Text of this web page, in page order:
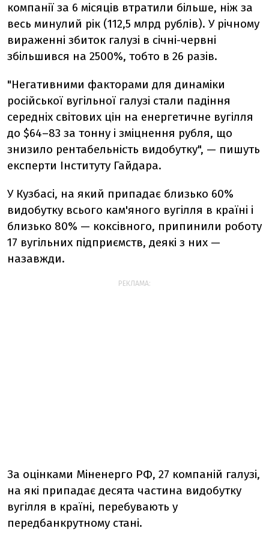
компанії за 6 місяців втратили більше, ніж за
весь минулий рік (112,5 млрд рублів). У річному
вираженні збиток галузі в січні-червні
збільшився на 2500%, тобто в 26 разів.
"Негативними факторами для динаміки
російської вугільної галузі стали падіння
середніх світових цін на енергетичне вугілля
до $64–83 за тонну і зміцнення рубля, що
знизило рентабельність видобутку", — пишуть
експерти Інституту Гайдара.
У Кузбасі, на який припадає близько 60%
видобутку всього кам'яного вугілля в країні і
близько 80% — коксівного, припинили роботу
17 вугільних підприємств, деякі з них —
назавжди.
РЕКЛАМА:
За оцінками Міненерго РФ, 27 компаній галузі,
на які припадає десята частина видобутку
вугілля в країні, перебувають у
передбанкрутному стані.